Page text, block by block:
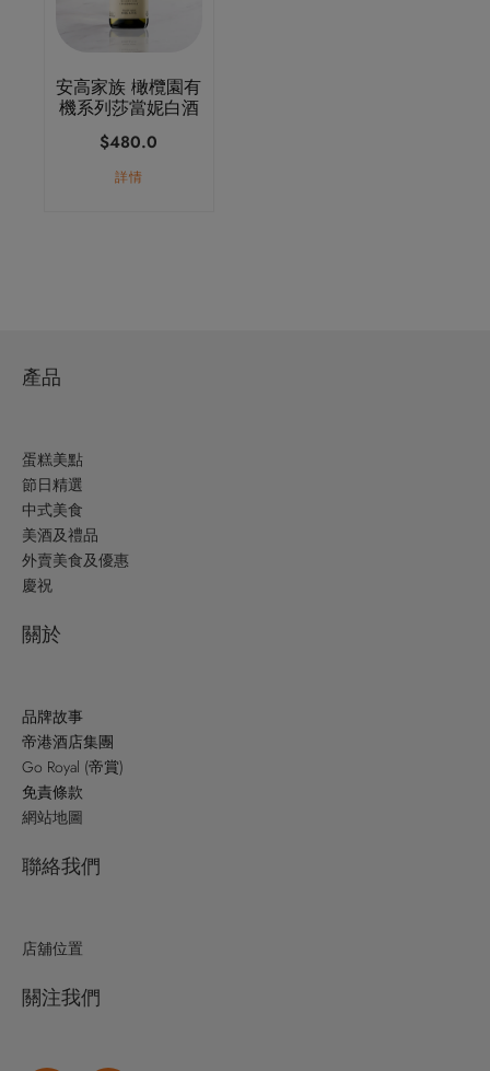
安高家族 橄欖園有
機系列莎當妮白酒
$480.0
詳情
產品
蛋糕美點
節日精選
中式美食
美酒及禮品
外賣美食及優惠
慶祝
關於
品牌故事
帝港酒店集團
Go Royal (帝賞)
免責條款
網站地圖
聯絡我們
店舖位置
關注我們